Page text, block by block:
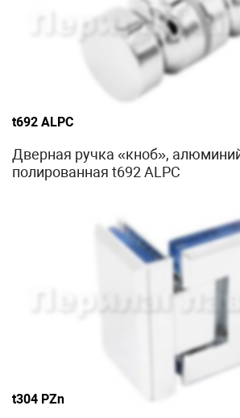
t692 ALPC
Дверная ручка «кноб»,
полированная t692 ALPC
t304 PZn